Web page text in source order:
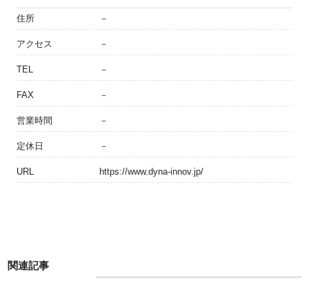
住所 －
アクセス －
TEL －
FAX －
営業時間 －
定休日 －
URL https://www.dyna-innov.jp/
関連記事